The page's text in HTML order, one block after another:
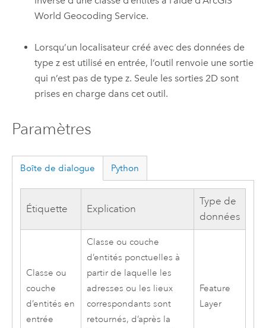
World Geocoding Service.
Lorsqu’un localisateur créé avec des données de
type z est utilisé en entrée, l’outil renvoie une sortie
qui n’est pas de type z. Seule les sorties 2D sont
prises en charge dans cet outil.
Paramètres
Boîte de dialogue Python
Étiquette Explication
Type de
données
Classe ou
couche
d’entités en
entrée
Classe ou couche
d’entités ponctuelles à
partir de laquelle les
adresses ou les lieux
correspondants sont
retournés, d’après la
Feature
Layer